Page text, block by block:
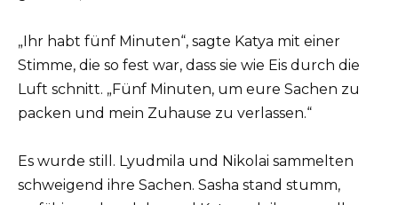
„Ihr habt fünf Minuten“, sagte Katya mit einer
Stimme, die so fest war, dass sie wie Eis durch die
Luft schnitt. „Fünf Minuten, um eure Sachen zu
packen und mein Zuhause zu verlassen.“
Es wurde still. Lyudmila und Nikolai sammelten
schweigend ihre Sachen. Sasha stand stumm,